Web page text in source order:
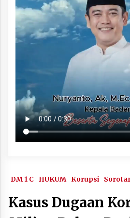
DM 1 C HUKUM Korupsi
Kasus Dugaan